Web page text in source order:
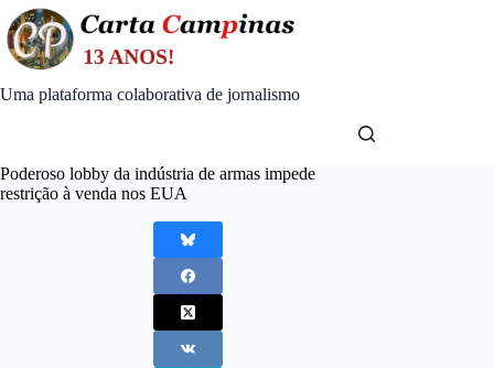
Skip
to
content
Uma plataforma colaborativa de jornalismo
Poderoso lobby da indústria de armas impede
restrição à venda nos EUA